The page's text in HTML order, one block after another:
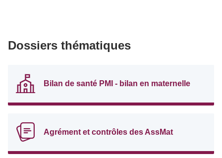
Dossiers thématiques
Bilan de santé PMI - bilan en maternelle
Agrément et contrôles des AssMat